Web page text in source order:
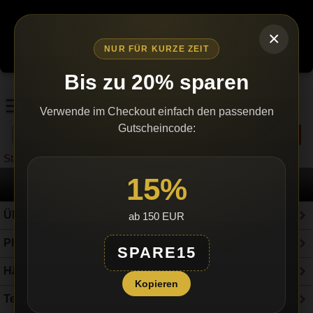
Es gibt keine Nachlieferungen.Bestellen Sie jetzt – nur
solange Vorrat reicht!
Startseite
Pheromone in der Presse
Über uns
Pheromone?
Häufige Fragen
Tests
×
NUR FÜR KURZE ZEIT
Bis zu 20% sparen
Verwende im Checkout einfach den passenden
Gutscheincode:
15%
ab 150 EUR
SPARE15
Kopieren GERMAN
×
Diese Webseite verwendet